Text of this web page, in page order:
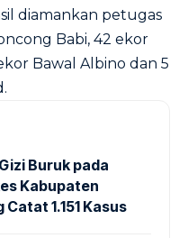
diamankan petugas
Babi, 42 ekor
Bawal Albino dan 5
Buruk pada
Kabupaten
1.151 Kasus